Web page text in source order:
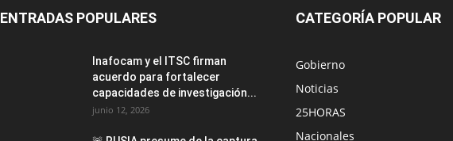
ENTRADAS POPULARES
Inafocam y el ITSC firman
acuerdo para fortalecer
capacidades de investigación...
junio 12, 2026
CATEGORÍA POPULAR
Gobierno
Noticias
25HORAS
Nacionales